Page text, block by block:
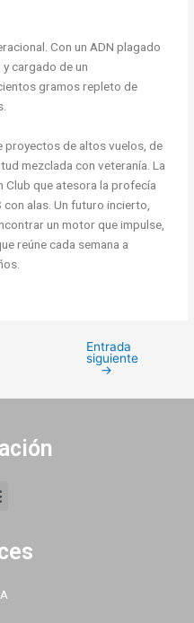
Con un ADN plagado
cargado de un
gramos repleto de
proyectos de altos vuelos, de
mezclada con veteranía. La
Club que atesora la profecía
alas. Un futuro incierto,
un motor que impulse,
reúne cada semana a
Entrada
siguiente
→